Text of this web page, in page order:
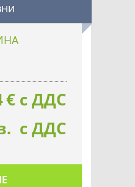
€ с ДДС
с ДДС